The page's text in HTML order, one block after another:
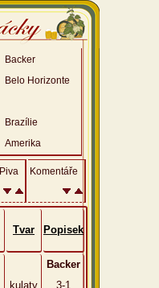
Backer
Belo Horizonte
Brazílie
Amerika
Piva Komentáře
Tvar Popisek
kulaty
Backer
3-1